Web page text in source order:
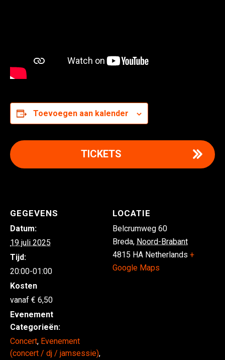
Toevoegen aan kalender
TICKETS
GEGEVENS
Datum:
19 juli 2025
Tijd:
20:00-01:00
Kosten
6,50
Evenement
Categorieën:
Concert, Evenement
(concert / dj / jamsessie),
LOCATIE
Belcrumweg 60
Breda, Noord-Brabant
4815 HA Netherlands +
Google Maps